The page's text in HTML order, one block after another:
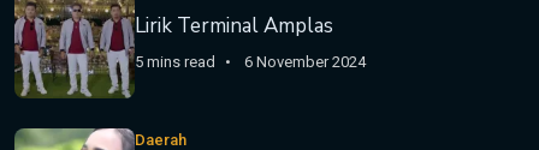
Lirik Terminal Amplas
5 mins read 6 November 2024
Daerah